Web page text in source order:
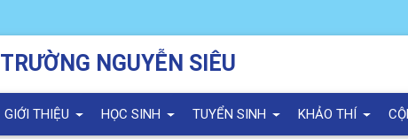
TRƯỜNG NGUYỄN SIÊU
GIỚI THIỆU HỌC SINH TUYỂN SINH KHẢO THÍ